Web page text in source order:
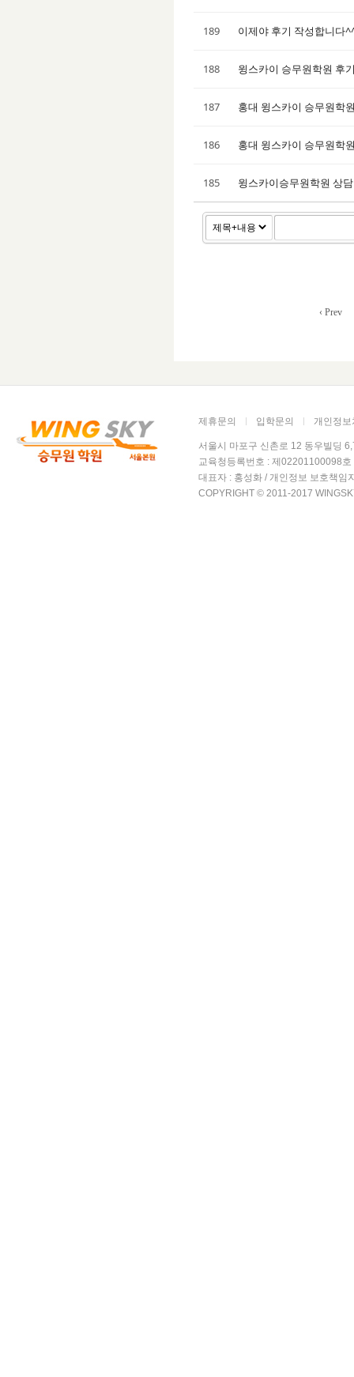
189 이제야 후기 작성합니다
188 윙스카이 승무원학원 후
187 홍대 윙스카이 승무원학
186 홍대 윙스카이 승무원학
185 윙스카이승무원학원 상
‹ Prev
제휴문의 입학문의 개인정보
서울시 마포구 신촌로 12 동우빌딩
교육청등록번호 : 제02201100098
대표자 : 홍성화 / 개인정보 보호책임
COPYRIGHT © 2011-2017